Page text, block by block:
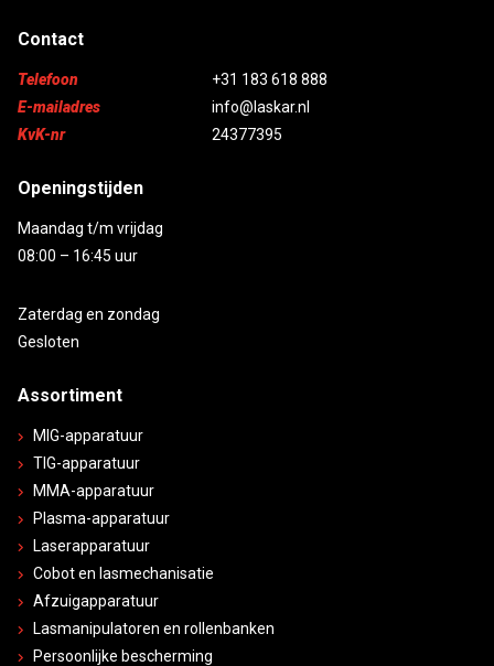
Contact
Telefoon
+31 183 618 888
E-mailadres
info@laskar.nl
KvK-nr
24377395
Openingstijden
Maandag t/m vrijdag
08:00 – 16:45 uur
Zaterdag en zondag
Gesloten
Assortiment
MIG-apparatuur
TIG-apparatuur
MMA-apparatuur
Plasma-apparatuur
Laserapparatuur
Cobot en lasmechanisatie
Afzuigapparatuur
Lasmanipulatoren en rollenbanken
Persoonlijke bescherming